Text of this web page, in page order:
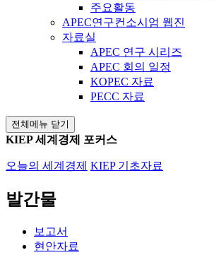
주요활동
APEC연구컨소시엄 웹진
자료실
APEC 연구 시리즈
APEC 회의 일정
KOPEC 자료
PECC 자료
전체메뉴 닫기
KIEP 세계경제 포커스
오늘의 세계경제 KIEP 기초자료
발간물
보고서
현안자료